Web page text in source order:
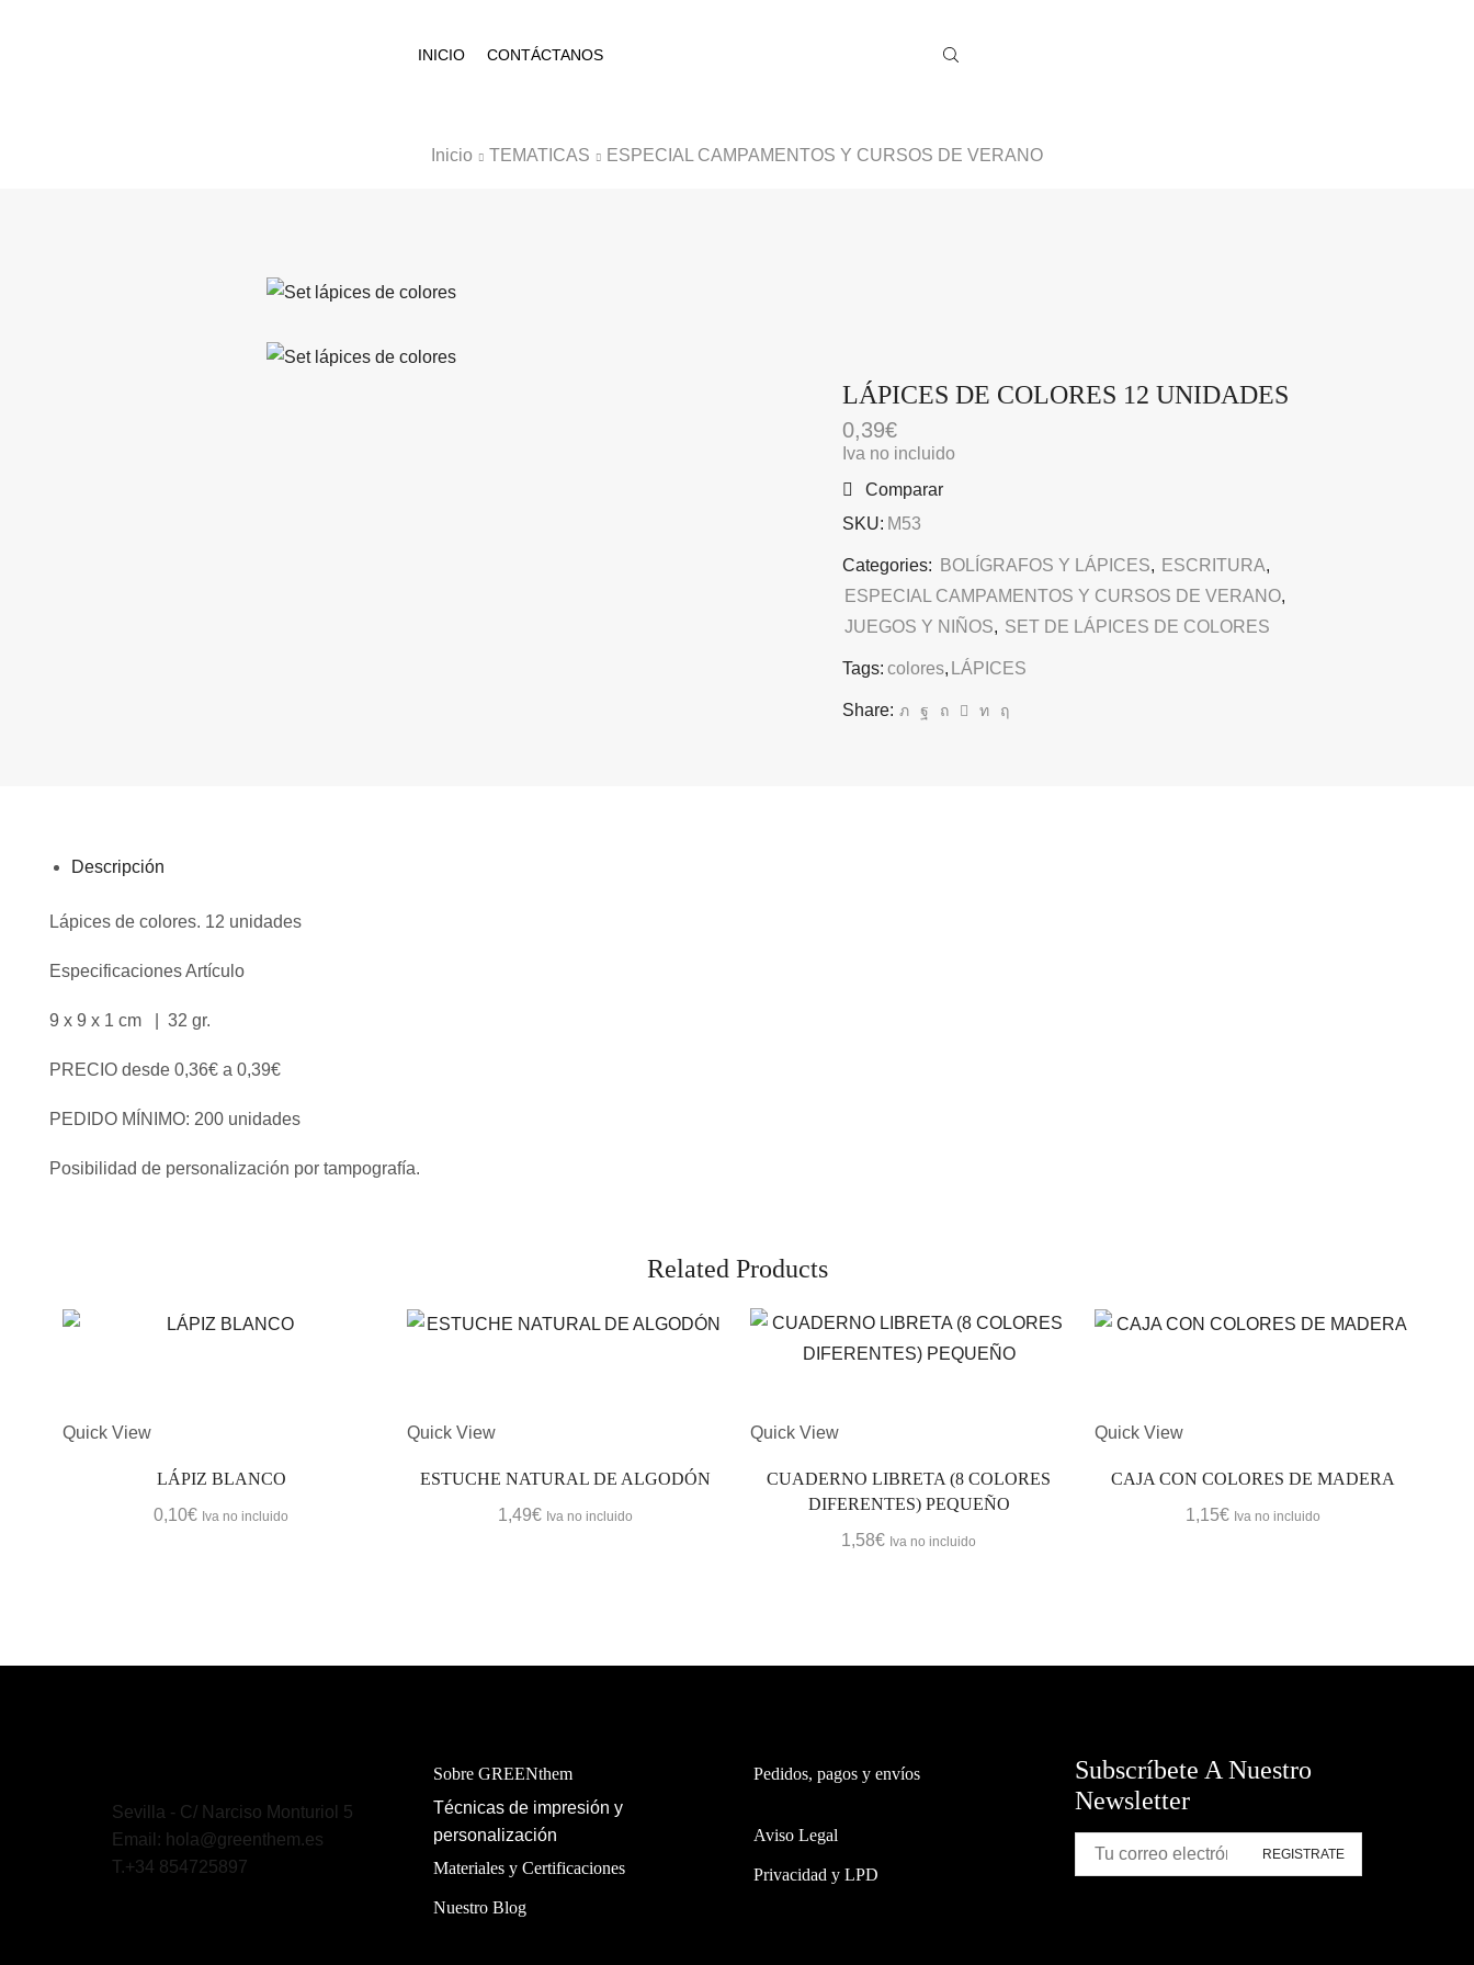
INICIO CONTÁCTANOS
Inicio TEMATICAS ESPECIAL CAMPAMENTOS Y CURSOS DE VERANO
LÁPICES DE COLORES 12 UNIDADES
0,39€
Iva no incluido
Comparar
SKU: M53
Categories: BOLÍGRAFOS Y LÁPICES, ESCRITURA,
ESPECIAL CAMPAMENTOS Y CURSOS DE VERANO,
JUEGOS Y NIÑOS, SET DE LÁPICES DE COLORES
Tags: colores, LÁPICES
Share:
Descripción
Lápices de colores. 12 unidades
Especificaciones Artículo
9 x 9 x 1 cm | 32 gr.
PRECIO desde 0,36€ a 0,39€
PEDIDO MÍNIMO: 200 unidades
Posibilidad de personalización por tampografía.
Related Products
Quick View
LÁPIZ BLANCO
0,10€ Iva no incluido
Quick View
ESTUCHE NATURAL DE ALGODÓN
1,49€ Iva no incluido
Quick View
CUADERNO LIBRETA (8 COLORES
DIFERENTES) PEQUEÑO
1,58€ Iva no incluido
Quick View
CAJA CON COLORES DE MADERA
1,15€ Iva no incluido
Sevilla - C/ Narciso Monturiol 5
Email: hola@greenthem.es
T.+34 854725897
Sobre GREENthem
Técnicas de impresión y
personalización
Materiales y Certificaciones
Nuestro Blog
Pedidos, pagos y envíos
Aviso Legal
Privacidad y LPD
Subscríbete A Nuestro
Newsletter